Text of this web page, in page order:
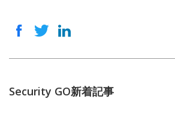
Security GO新着記事